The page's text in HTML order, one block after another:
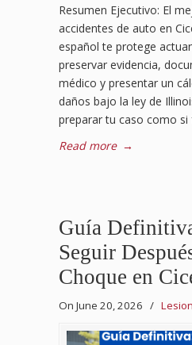
Resumen Ejecutivo: El
accidentes de auto en
español te protege
preservar evidencia,
médico y presentar un
daños bajo la ley de
preparar tu caso como si
Read more →
Guía
Seguir
Choque en
On June 20, 2026 /